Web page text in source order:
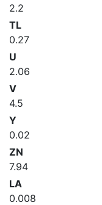
2.2
TL
0.27
U
2.06
V
4.5
Y
0.02
ZN
7.94
LA
0.008